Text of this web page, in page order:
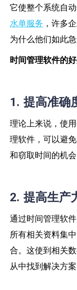
它使整个系统自
水单服务 ，许多
为什么他们如此
时间管理软件的
1. 提高准确
理论上来说，使
理软件，可以避
和窃取时间的机会
2. 提高生产
通过时间管理软
所有相关资料集
合。这使到相关
从中找到解决方